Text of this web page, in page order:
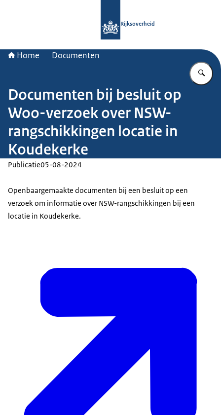
Rijksoverheid
Home Documenten
Documenten bij besluit op
Woo-verzoek over NSW-
rangschikkingen locatie in
Koudekerke
Publicatie05-08-2024
Openbaargemaakte documenten bij een besluit op een
verzoek om informatie over NSW-rangschikkingen bij een
locatie in Koudekerke.